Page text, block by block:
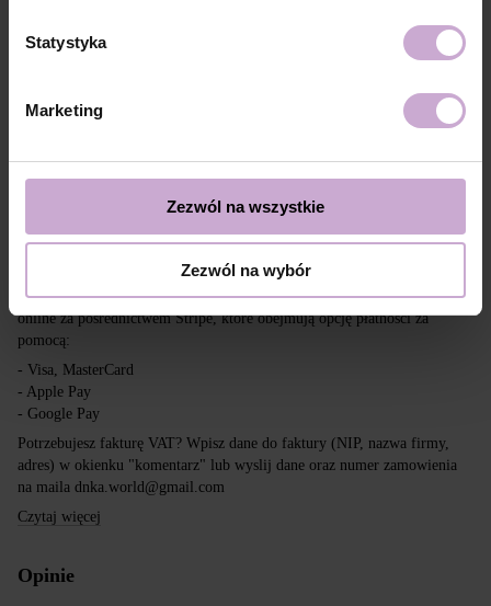
Statystyka
Marketing
Zezwól na wszystkie
Zezwól na wybór
Darmowa dostawa przy zakupach powyżej 650 zł.
Chcemy, aby zakupy były szybkie i łatwe, dlatego akceptujemy płatności
online za pośrednictwem Stripe, które obejmują opcję płatności za
pomocą:
- Visa, MasterCard
- Apple Pay
- Google Pay
Potrzebujesz fakturę VAT? Wpisz dane do faktury (NIP, nazwa firmy,
adres) w okienku "komentarz" lub wyslij dane oraz numer zamowienia
na maila dnka.world@gmail.com
Czytaj więcej
Opinie